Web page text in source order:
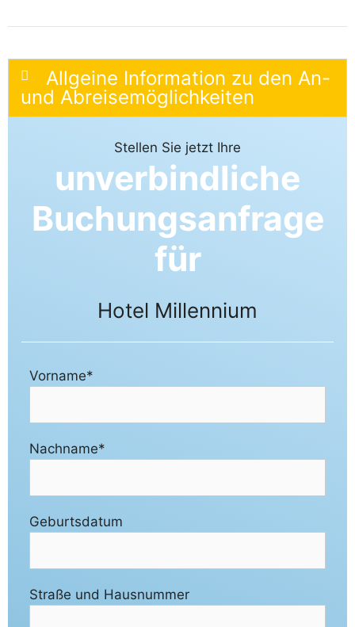
Allgeine Information zu den An-
und Abreisemöglichkeiten
Stellen Sie jetzt Ihre
unverbindliche
Buchungsanfrage
für
Hotel Millennium
Vorname*
Nachname*
Geburtsdatum
Straße und Hausnummer